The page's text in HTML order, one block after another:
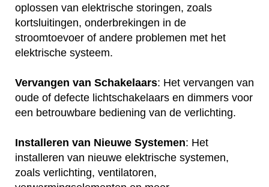
oplossen van elektrische storingen, zoals
kortsluitingen, onderbrekingen in de
stroomtoevoer of andere problemen met het
elektrische systeem.
Vervangen van Schakelaars: Het vervangen van
oude of defecte lichtschakelaars en dimmers voor
een betrouwbare bediening van de verlichting.
Installeren van Nieuwe Systemen: Het
installeren van nieuwe elektrische systemen,
zoals verlichting, ventilatoren,